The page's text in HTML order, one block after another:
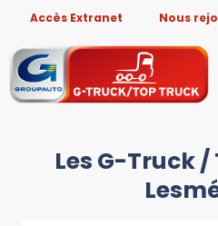
Accès Extranet Nous
Les G-Truck